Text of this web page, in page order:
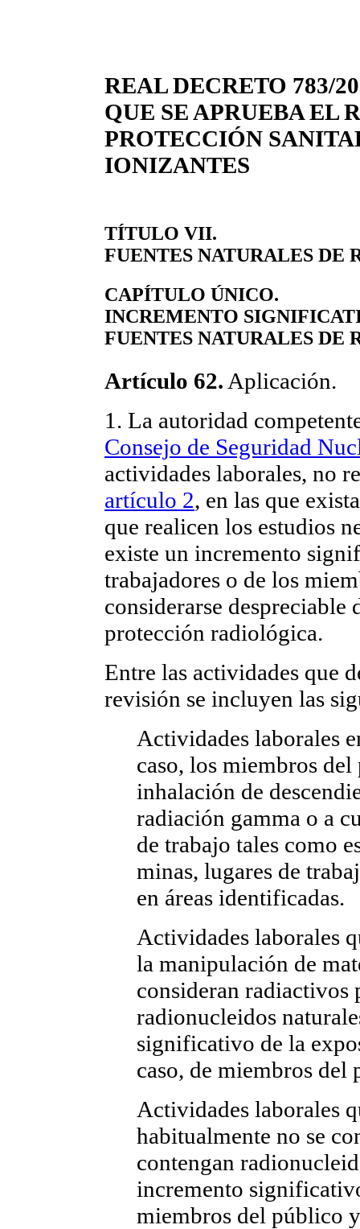
REAL DECRETO 783/
QUE SE APRUEBA EL
PROTECCIÓN
IONIZANTES
TÍTULO VII.
FUENTES NATURALES DE
CAPÍTULO ÚNICO.
INCREMENTO
FUENTES NATURALES DE
Artículo 62. Aplicación.
1. La autoridad
Consejo de Seguridad
actividades laborales, no
artículo 2, en las que
que realicen los estudios
existe un incremento
trabajadores o de los
considerarse despreciable
protección radiológica.
Entre las actividades que
revisión se incluyen las
Actividades laborales
caso, los miembros
inhalación de
radiación gamma o a
de trabajo tales como
minas, lugares de
en áreas identificadas.
Actividades laborales
la manipulación de
consideran radiactivos
radionucleidos
significativo de la
caso, de miembros del
Actividades laborales
habitualmente no se
contengan
incremento
miembros del público